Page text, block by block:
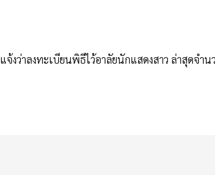
แจ้งว่าลงทะเบียนพิธีไว้อาลัยนักแสดงสาว ล่าสุดจำน